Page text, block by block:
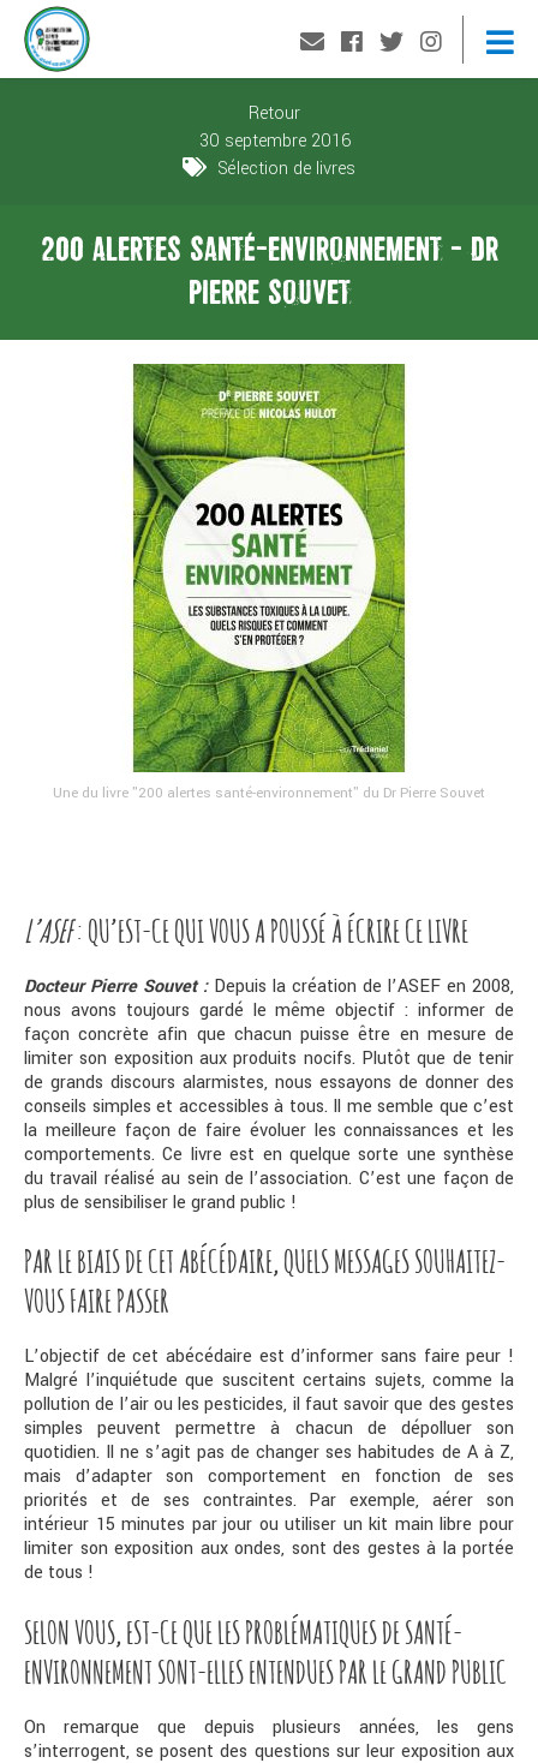
Retour
30 septembre 2016
Sélection de livres
200 ALERTES SANTÉ-ENVIRONNEMENT - DR
PIERRE SOUVET
Une du livre "200 alertes santé-environnement" du Dr Pierre Souvet
L’ASEF: QU’EST-CE QUI VOUS A POUSSÉ À ÉCRIRE CE LIVRE
Docteur Pierre Souvet :Depuis la création de l’ASEF en 2008,
nous avons toujours gardé le même objectif : informer de
façon concrète afin que chacun puisse être en mesure de
limiter son exposition aux produits nocifs. Plutôt que de tenir
de grands discours alarmistes, nous essayons de donner des
conseils simples et accessibles à tous. Il me semble que c’est
la meilleure façon de faire évoluer les connaissances et les
comportements. Ce livre est en quelque sorte une synthèse
du travail réalisé au sein de l’association. C’est une façon de
plus de sensibiliser le grand public !
PAR LE BIAIS DE CET ABÉCÉDAIRE, QUELS MESSAGES SOUHAITEZ-
VOUS FAIRE PASSER
L’objectif de cet abécédaire est d’informer sans faire peur !
Malgré l’inquiétude que suscitent certains sujets, comme la
pollution de l’air ou les pesticides, il faut savoir que des gestes
simples peuvent permettre à chacun de dépolluer son
quotidien. Il ne s’agit pas de changer ses habitudes de A à Z,
mais d’adapter son comportement en fonction de ses
priorités et de ses contraintes. Par exemple, aérer son
intérieur 15 minutes par jour ou utiliser un kit main libre pour
limiter son exposition aux ondes, sont des gestes à la portée
de tous !
SELON VOUS, EST-CE QUE LES PROBLÉMATIQUES DE SANTÉ-
ENVIRONNEMENT SONT-ELLES ENTENDUES PAR LE GRAND PUBLIC
On remarque que depuis plusieurs années, les gens
s’interrogent, se posent des questions sur leur exposition aux